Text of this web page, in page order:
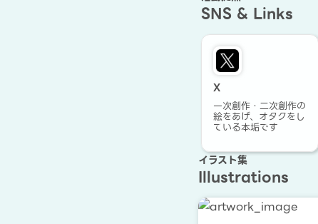
SNS & Links
X
一次創作・二次創作の
絵をあげ、オタクをし
ている本垢です
イラスト集
Illustrations